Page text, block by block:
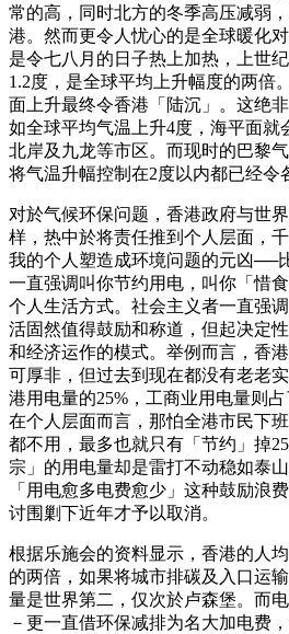
常的高，同时北方的冬季高压减弱
港。然而更令人忧心的是全球暖化
是令七八月的日子热上加热，上世
1.2度，是全球平均上升幅度的两倍
面上升最终令香港「陆沉」。这绝
如全球平均气温上升4度，海平面就
北岸及九龙等市区。而现时的巴黎
将气温升幅控制在2度以内都已经令
对於气候环保问题，香港政府与世
样，热中於将责任推到个人层面，
我的个人塑造成环境问题的元凶──
一直强调叫你节约用电，叫你「惜
个人生活方式。社会主义者一直强
活固然值得鼓励和称道，但起决定
和经济运作的模式。举例而言，香
可厚非，但过去到现在都没有老老
港用电量的25%，工商业用电量则
在个人层面而言，那怕全港市民下
都不用，最多也就只有「节约」掉
宗」的用电量却是雷打不动稳如泰
「用电愈多电费愈少」这种鼓励浪
讨围剿下近年才予以取消。
根据乐施会的资料显示，香港的人
的两倍，如果将城市排碳及入口运
量是世界第二，仅次於卢森堡。而
－更一直借环保减排为名大加电费